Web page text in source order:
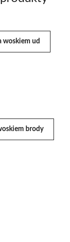
woskiem ud
brody